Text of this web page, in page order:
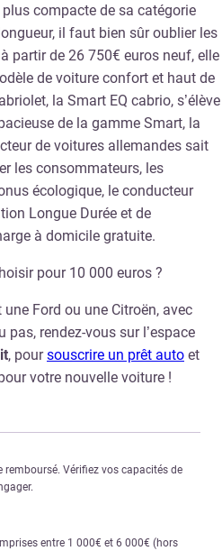
compacte de sa catégorie
il faut bien sûr oublier les
partir de 26 750€ euros neuf, elle
de voiture confort et haut de
la Smart EQ cabrio, s’élève
de la gamme Smart, la
de voitures allemandes sait
les consommateurs, les
écologique, le conducteur
Longue Durée et de
à domicile gratuite.
pour 10 000 euros ?
Ford ou une Citroën, avec
rendez-vous sur l’espace
, poursouscrire un prêt auto et
votre nouvelle voiture !
Vérifiez vos capacités de
entre 1 000€ et 6 000€ (hors